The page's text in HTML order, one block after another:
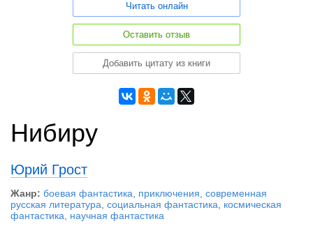
Читать онлайн
Оставить отзыв
Добавить цитату из книги
Нибиру
Юрий Грост
Жанр: боевая фантастика приключения современная
русская литература социальная фантастика
космическая
фантастика
научная фантастика